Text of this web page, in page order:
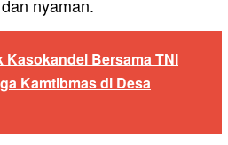
nyaman.
Kasokandel Bersama TNI
Kamtibmas di Desa